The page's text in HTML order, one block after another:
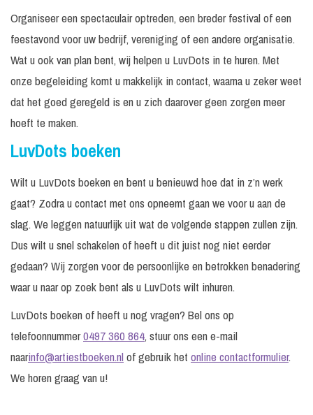
Organiseer een spectaculair optreden, een breder festival of een
feestavond voor uw bedrijf, vereniging of een andere organisatie.
Wat u ook van plan bent, wij helpen u LuvDots in te huren. Met
onze begeleiding komt u makkelijk in contact, waarna u zeker weet
dat het goed geregeld is en u zich daarover geen zorgen meer
hoeft te maken.
LuvDots boeken
Wilt u LuvDots boeken en bent u benieuwd hoe dat in z’n werk
gaat? Zodra u contact met ons opneemt gaan we voor u aan de
slag. We leggen natuurlijk uit wat de volgende stappen zullen zijn.
Dus wilt u snel schakelen of heeft u dit juist nog niet eerder
gedaan? Wij zorgen voor de persoonlijke en betrokken benadering
waar u naar op zoek bent als u LuvDots wilt inhuren.
LuvDots boeken of heeft u nog vragen? Bel ons op
telefoonnummer0497 360 864, stuur ons een e-mail
naarinfo@artiestboeken.nlof gebruik het online contactformulier.
We horen graag van u!